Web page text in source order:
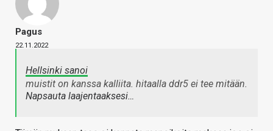
Pagus
22.11.2022
Hellsinki sanoi
muistit on kanssa kalliita. hitaalla ddr5 ei tee mitään.
Napsauta laajentaaksesi…